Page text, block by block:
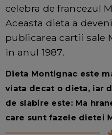
celebra de francezul
Aceasta dieta a
publicarea cartii sale
in anul 1987.
Dieta Montignac este
viata decat o dieta, iar
de slabire este: Ma
care sunt fazele dietei